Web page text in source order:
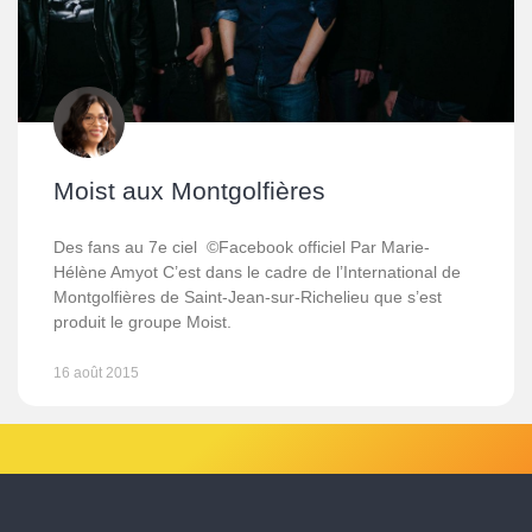
Moist aux Montgolfières
Des fans au 7e ciel ©Facebook officiel Par Marie-
Hélène Amyot C’est dans le cadre de l’International de
Montgolfières de Saint-Jean-sur-Richelieu que s’est
produit le groupe Moist.
16 août 2015